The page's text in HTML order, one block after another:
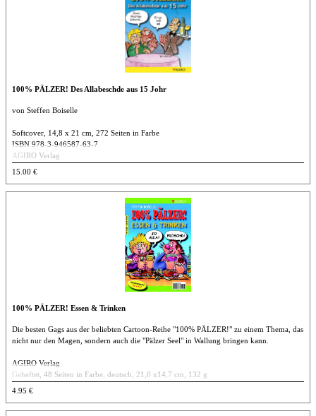
100% PÄLZER! Des Allabeschde aus 15 Johr
von Steffen Boiselle
Softcover, 14,8 x 21 cm, 272 Seiten in Farbe
ISBN 978-3-946587-63-7
AGIRO Verlag
15.00 €
100% PÄLZER! Essen & Trinken
Die besten Gags aus der beliebten Cartoon-Reihe "100% PÄLZER!" zu einem Thema, das
nicht nur den Magen, sondern auch die "Pälzer Seel" in Wallung bringen kann.
AGIRO Verlag
Geheftet, 48 Seiten in Farbe, deutsch, 21,0 x14,7 cm, 132 g
4.95 €